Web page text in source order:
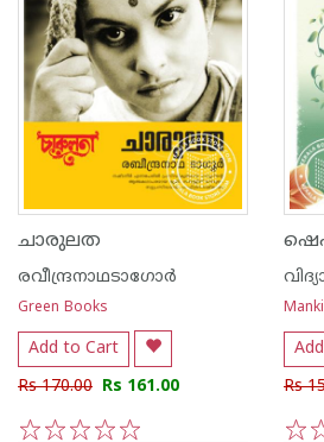
ചാരുലത
രവീന്ദ്രനാഥടാഗോര്‍
Green Books
Add to Cart
Rs 170.00 Rs 161.00
Rs